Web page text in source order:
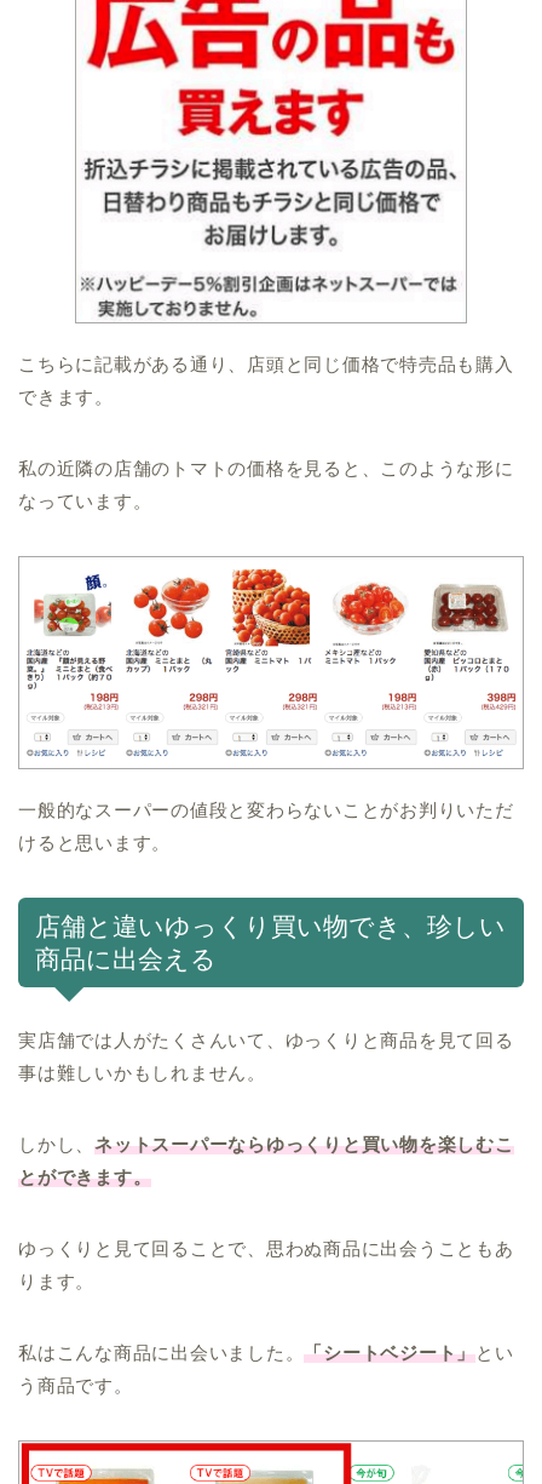
こちらに記載がある通り、店頭と同じ価格で特売品も購入
できます。
私の近隣の店舗のトマトの価格を見ると、このような形に
なっています。
一般的なスーパーの値段と変わらないことがお判りいただ
けると思います。
店舗と違いゆっくり買い物でき、珍しい
商品に出会える
実店舗では人がたくさんいて、ゆっくりと商品を見て回る
事は難しいかもしれません。
しかし、ネットスーパーならゆっくりと買い物を楽しむこ
とができます。
ゆっくりと見て回ることで、思わぬ商品に出会うこともあ
ります。
私はこんな商品に出会いました。「シートベジート」とい
う商品です。